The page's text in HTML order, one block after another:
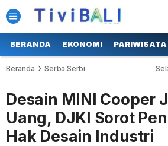
BERANDA EKONOMI PARIWISATA
Beranda Serba Serbi
Desain MINI Cooper
Uang, DJKI Sorot
Hak Desain Industri